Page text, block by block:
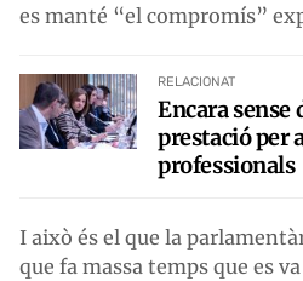
es manté “el compromís”
RELACIONAT
Encara sense
prestació per
professionals
I això és el que la
que fa massa temps que es